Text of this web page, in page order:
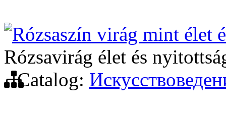
Rózsaszín virág mint élet
Rózsavirág élet és
Catalog: